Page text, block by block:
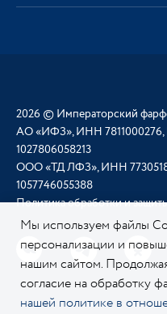
2026 © Императорский
АО «ИФЗ», ИНН 7811000276,
1027806058213
ООО «ТД ЛФЗ», ИНН
1057746055388
Политика обработки и
Мы используем файлы
персонализации и
нашим сайтом.
согласие на обработку
нашей политике в